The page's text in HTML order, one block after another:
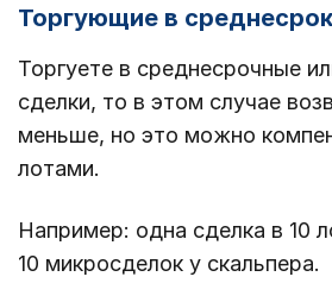
Торгующие в
Торгуете в среднесрочные
сделки, то в этом случае
меньше, но это можно
лотами.
Например: одна сделка в 10
10 микросделок у скальпера.